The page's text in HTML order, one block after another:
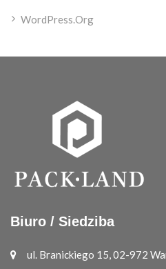
WordPress.org
Biuro / Siedziba
ul. Branickiego 15, 02-972